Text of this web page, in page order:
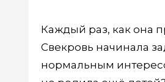
Каждый раз, как она
Свекровь начинала
нормальным